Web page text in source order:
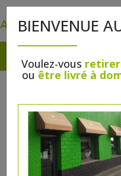
BIENVENUE
Voulez-vous retirer
ou être livré à